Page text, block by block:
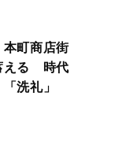
町商店街
える 時代
「洗礼」